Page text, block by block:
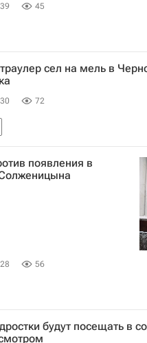
45
сел на мель в
72
появления в
56
будут посещать в